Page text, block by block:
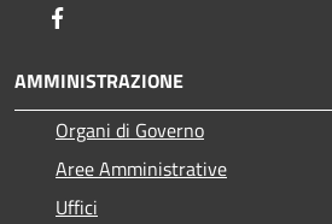
AMMINISTRAZIONE
Organi di Governo
Aree Amministrative
Uffici